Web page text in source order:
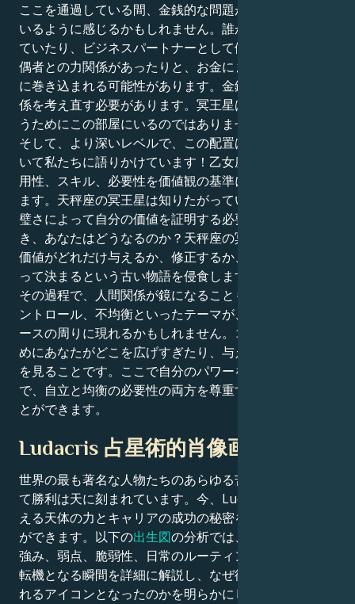
ここを通過している間、金銭的な問題がチャージされて
いるように感じるかもしれません。誰かと金銭を共有し
ていたり、ビジネスパートナーとして働いていたり、配
偶者との力関係があったりと、お金にまつわる権力闘争
に巻き込まれる可能性があります。金銭的な成功との関
係を考え直す必要があります。冥王星は、失うために奪
うためにこの部屋にいるのではありません。
そして、より深いレベルで、この配置は価値と価値につ
いて私たちに語りかけています！乙女座のあなたは、有
用性、スキル、必要性を価値観の基準にする傾向があり
ます。天秤座の冥王星は知りたがっています：奉仕や完
璧さによって自分の価値を証明する必要がなくなったと
き、あなたはどうなるのか？天秤座の冥王星は、自分の
価値がどれだけ与えるか、修正するか、達成するかによ
って決まるという古い物語を侵食します。
その過程で、人間関係が鏡になることもある。依存、コ
ントロール、不均衡といったテーマが、お金や共同リソ
ースの周りに現れるかもしれません。コツは、平和のた
めにあなたがどこを広げすぎたり、与えすぎたりしたか
を見ることです。ここで自分のパワーを主張すること
で、自立と均衡の必要性の両方を尊重する方法を学ぶこ
とができます。
Ludacris 占星術的肖像画
世界の最も著名な人物たちのあらゆる苦闘、挑戦、そし
て勝利は天に刻まれています。今、Ludacrisの魅力を支
える天体の力とキャリアの成功の秘密を解き明かすこと
ができます。以下の出生図の分析では、彼らの先天的な
強み、弱点、脆弱性、日常のルーティン、そして人生の
転機となる瞬間を詳細に解説し、なぜ彼らが私たちが憧
れるアイコンとなったのかを明らかにします。